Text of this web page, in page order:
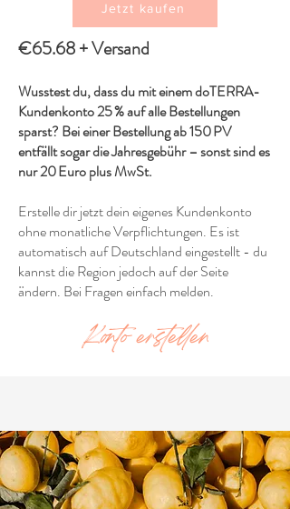
Jetzt kaufen
€65.68 + Versand
Wusstest du, dass du mit einem doTERRA-
Kundenkonto 25 % auf alle Bestellungen
sparst? Bei einer Bestellung ab 150 PV
entfällt sogar die Jahresgebühr – sonst sind es
nur 20 Euro plus MwSt.
Erstelle dir jetzt dein eigenes Kundenkonto
ohne monatliche Verpflichtungen. Es ist
automatisch auf Deutschland eingestellt - du
kannst die Region jedoch auf der Seite
ändern. Bei Fragen einfach melden.
Konto erstellen